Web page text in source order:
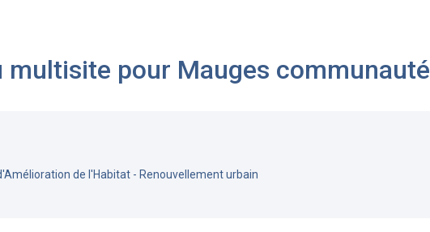
multisite pour Mauges communauté
de l'Habitat - Renouvellement urbain